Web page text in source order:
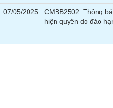
07/05/2025
CMBB2502: Thông
hiện quyền do đáo